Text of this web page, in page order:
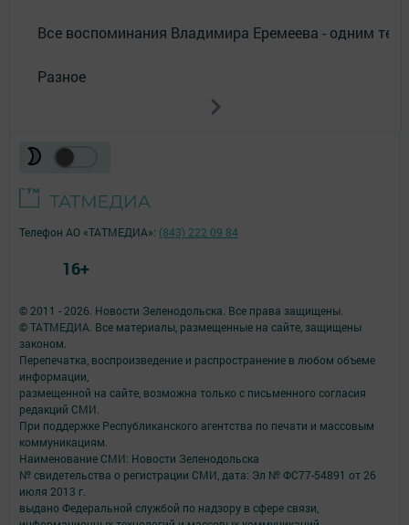
Все воспоминания Владимира Еремеева - одним
Разное
© 2011 - 2026. Новости Зеленодольска. Все права защищены.
© ТАТМЕДИА. Все материалы, размещенные на сайте, защищены
законом.
Перепечатка, воспроизведение и распространение в любом объеме
информации,
размещенной на сайте, возможна только с письменного согласия
редакций СМИ.
При поддержке Республиканского агентства по печати и массовым
коммуникациям.
Наименование СМИ: Новости Зеленодольска
№ свидетельства о регистрации СМИ, дата: Эл № ФС77-54891 от 26
июля 2013 г.
выдано Федеральной службой по надзору в сфере связи,
Телефон АО «ТАТМЕДИА»: (843) 222 09 84
16+